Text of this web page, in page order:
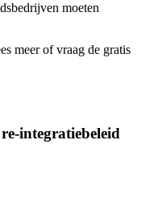
moeten
meer of vraag de gratis
integratiebeleid